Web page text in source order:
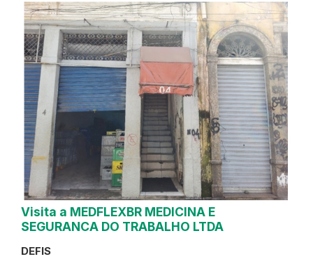
Visita a MEDFLEXBR MEDICINA E
SEGURANCA DO TRABALHO LTDA
DEFIS